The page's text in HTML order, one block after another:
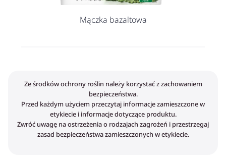
Mączka bazaltowa
Ze środków ochrony roślin należy korzystać z zachowaniem
bezpieczeństwa.
Przed każdym użyciem przeczytaj informacje zamieszczone w
etykiecie i informacje dotyczące produktu.
Zwróć uwagę na ostrzeżenia o rodzajach zagrożeń i przestrzegaj
zasad bezpieczeństwa zamieszczonych w etykiecie.